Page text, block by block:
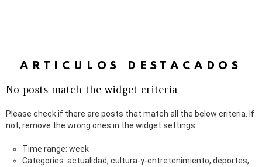
ARTÍCULOS DESTACADOS
No posts match the widget criteria
Please check if there are posts that match all the below criteria. If
not, remove the wrong ones in the widget settings.
Time range: week
Categories: actualidad, cultura-y-entretenimiento, deportes,